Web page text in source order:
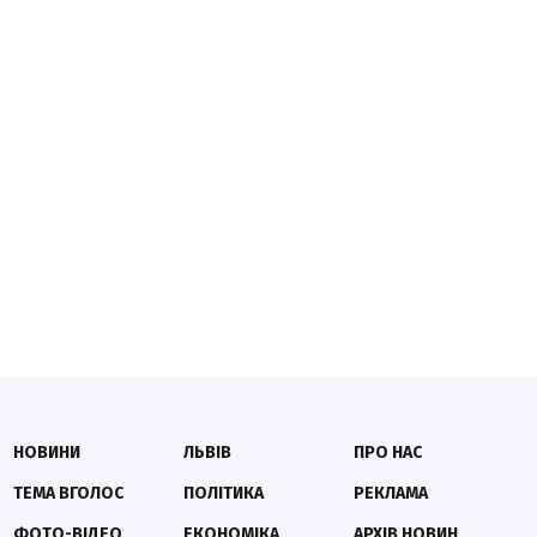
НОВИНИ
ТЕМА ВГОЛОС
ЛЬВІВ
ПОЛІТИКА
ПРО НАС
РЕКЛАМА